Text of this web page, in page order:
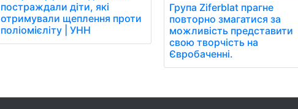
постраждали діти, які
отримували щеплення проти
поліомієліту | УНН
Група Ziferblat прагне
повторно змагатися за
можливість представити
свою творчість на
Євробаченні.